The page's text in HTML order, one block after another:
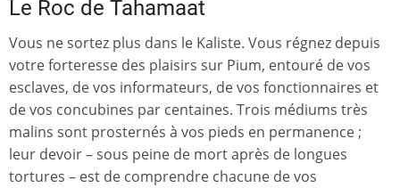
Le Roc de Tahamaat
Vous ne sortez plus dans le Kaliste. Vous régnez depuis
votre forteresse des plaisirs sur Pium, entouré de vos
esclaves, de vos informateurs, de vos fonctionnaires et
de vos concubines par centaines. Trois médiums très
malins sont prosternés à vos pieds en permanence ;
leur devoir – sous peine de mort après de longues
tortures – est de comprendre chacune de vos